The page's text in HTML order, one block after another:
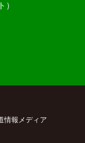
）
情報メディア